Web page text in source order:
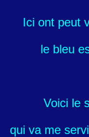
Ici ont peut
le bleu
Voici le
qui va me